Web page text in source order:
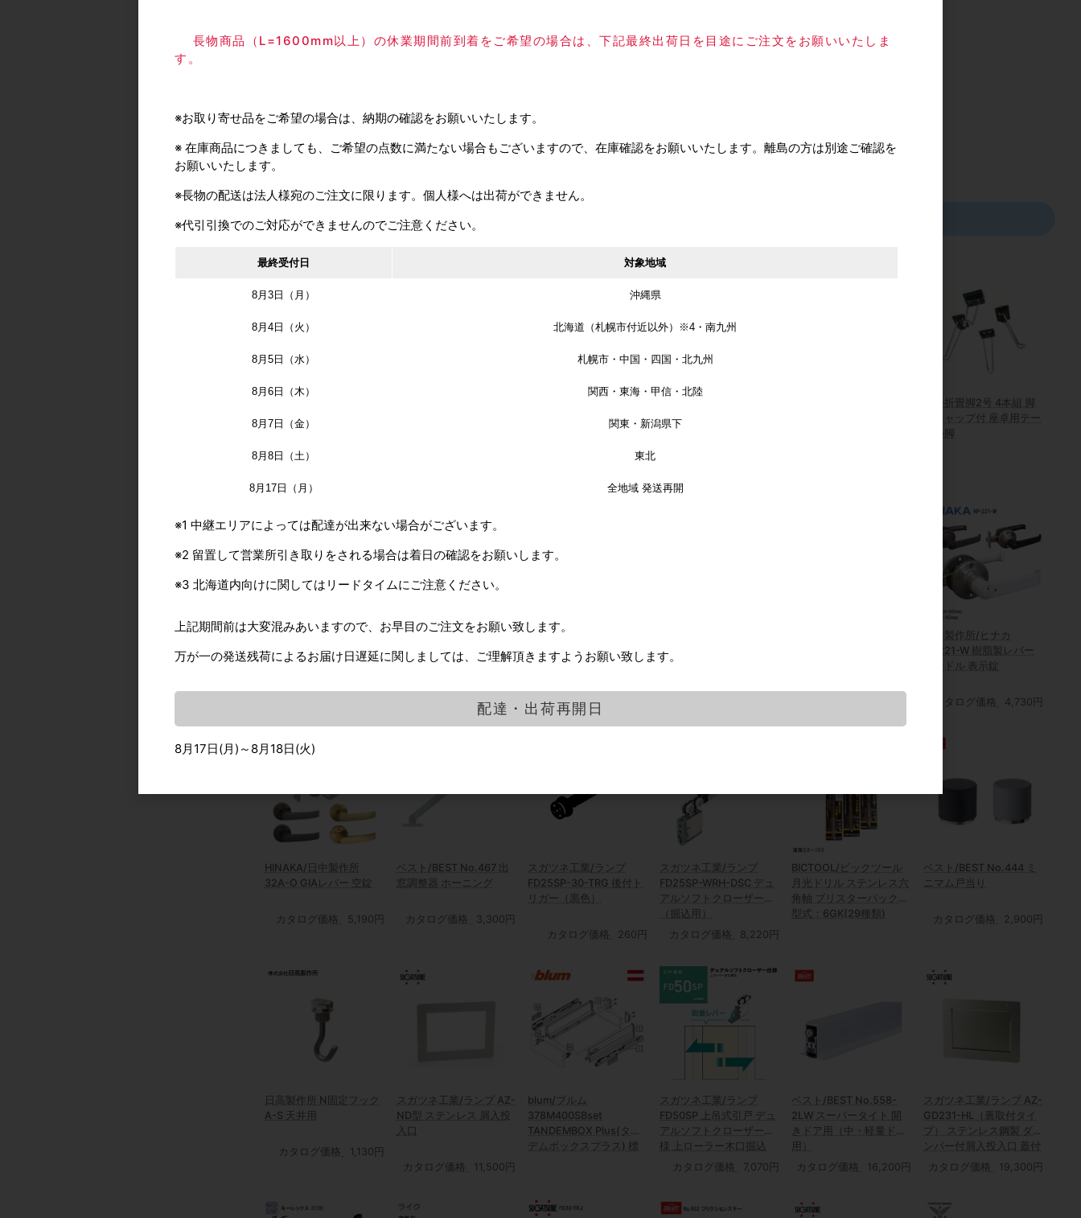
カタログ価格
600円
カタログ価格
300円
おすすめ商品
ンVネット 幅910mm×長
さ30m 1巻単位
2,400円
丸棒折畳脚2号 4本組 脚
先キャップ付 座卓用テー
ブル脚
ヨコヅナ シン・戸車 丸
型 取付穴長孔仕様
光洋化学 エースクロスα
YGR 建築塗装養生 グリ
ーン 養生テープ
TK印 TK-S型 Uステンレ
ール 1連(シングル)
H=25mm L=3000 t=1.2
足付 2連 定尺
日中製作所/ヒナカ
NP221-W 樹脂製レバー
ハンドル 表示錠
カタログ価格 4,730円
HINAKA/日中製作所
32A-O GIAレバー 空錠
カタログ価格 5,190円
ベスト/BEST No.467 出
窓調整器 ホーニング
カタログ価格 3,300円
スガツネ工業/ランプ
FD25SP-30-TRG 後付ト
リガー（黒色）
カタログ価格 260円
スガツネ工業/ランプ
FD25SP-WRH-DSC デュ
アルソフトクローザー
（掘込用）
カタログ価格
8,220円
BICTOOL/ビックツール
月光ドリル ステンレス六
角軸 ブリスターパック
型式：6GK(29種類)
ベスト/BEST No.444 ミ
ニマム戸当り
カタログ価格 2,900円
日高製作所 N固定フック
A-S 天井用
カタログ価格 1,130円
スガツネ工業/ランプ AZ-
ND型 ステンレス 屑入投
入口
カタログ価格 11,500円
blum/ブルム
378M400SBset
TANDEMBOX Plus(タン
デムボックスプラス) 標
(側板スチール製引出シス
スガツネ工業/ランプ
FD50SP 上吊式引戸 デュ
アルソフトクローザー仕
様 上ローラー木口掘込
カタログ価格
7,070円
ベスト/BEST No.558-
2LW スーパータイト 開
きドア用（中・軽量ドア
用）
カタログ価格
16,200円
スガツネ工業/ランプ AZ-
GD231-HL（裏取付タイ
プ） ステンレス鋼製 ダ
ンパー付屑入投入口 蓋付
カタログ価格
19,300円
長物商品（L=1600mm以上）の休業期間前到着をご希望の場合は、下記最終出荷日を目途にご注文をお願いいたしま
す。
※お取り寄せ品をご希望の場合は、納期の確認をお願いいたします。
※ 在庫商品につきましても、ご希望の点数に満たない場合もございますので、在庫確認をお願いいたします。離島の方は別途ご確認を
お願いいたします。
※長物の配送は法人様宛のご注文に限ります。個人様へは出荷ができません。
※代引引換でのご対応ができませんのでご注意ください。
最終受付日 対象地域
8月3日（月） 沖縄県
8月4日（火） 北海道（札幌市付近以外）※4・南九州
8月5日（水） 札幌市・中国・四国・北九州
8月6日（木） 関西・東海・甲信・北陸
8月7日（金） 関東・新潟県下
8月8日（土） 東北
8月17日（月） 全地域 発送再開
※1 中継エリアによっては配達が出来ない場合がございます。
※2 留置して営業所引き取りをされる場合は着日の確認をお願いします。
※3 北海道内向けに関してはリードタイムにご注意ください。
上記期間前は大変混みあいますので、お早目のご注文をお願い致します。
万が一の発送残荷によるお届け日遅延に関しましては、ご理解頂きますようお願い致します。
配達・出荷再開日
8月17日(月)～8月18日(火)